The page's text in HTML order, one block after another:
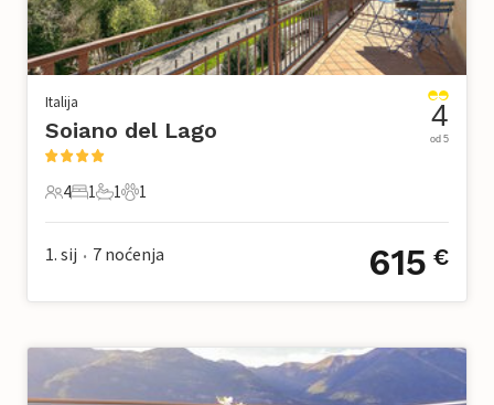
Italija
Soiano del Lago
4 Gosti
4
1 Spavaća soba
1
1 Kupaonica
1
1 Kućni ljubimac
1
4
od 5
1. sij • 7 noćenja 615 €